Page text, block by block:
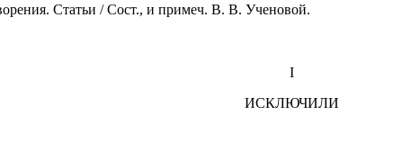
Статьи / Сост., и примеч. В. В. Ученовой.
I
ИСКЛЮЧИЛИ